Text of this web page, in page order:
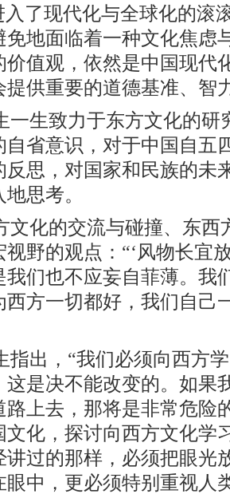
入了现代化与全球化的滚
免地面临着一种文化焦虑
价值观，依然是中国现代
提供重要的道德基准、智
一生致力于东方文化的研
自省意识，对于中国自五
反思，对国家和民族的未
思考。
文化的交流与碰撞、东西
野的观点：“‘风物长宜
我们也不应妄自菲薄。我
西方一切都好，我们自己
指出，“我们必须向西方
这是决不能改变的。如果
路上去，那将是非常危险
文化，探讨向西方文化学
讲过的那样，必须把眼光
眼中，更必须特别重视人